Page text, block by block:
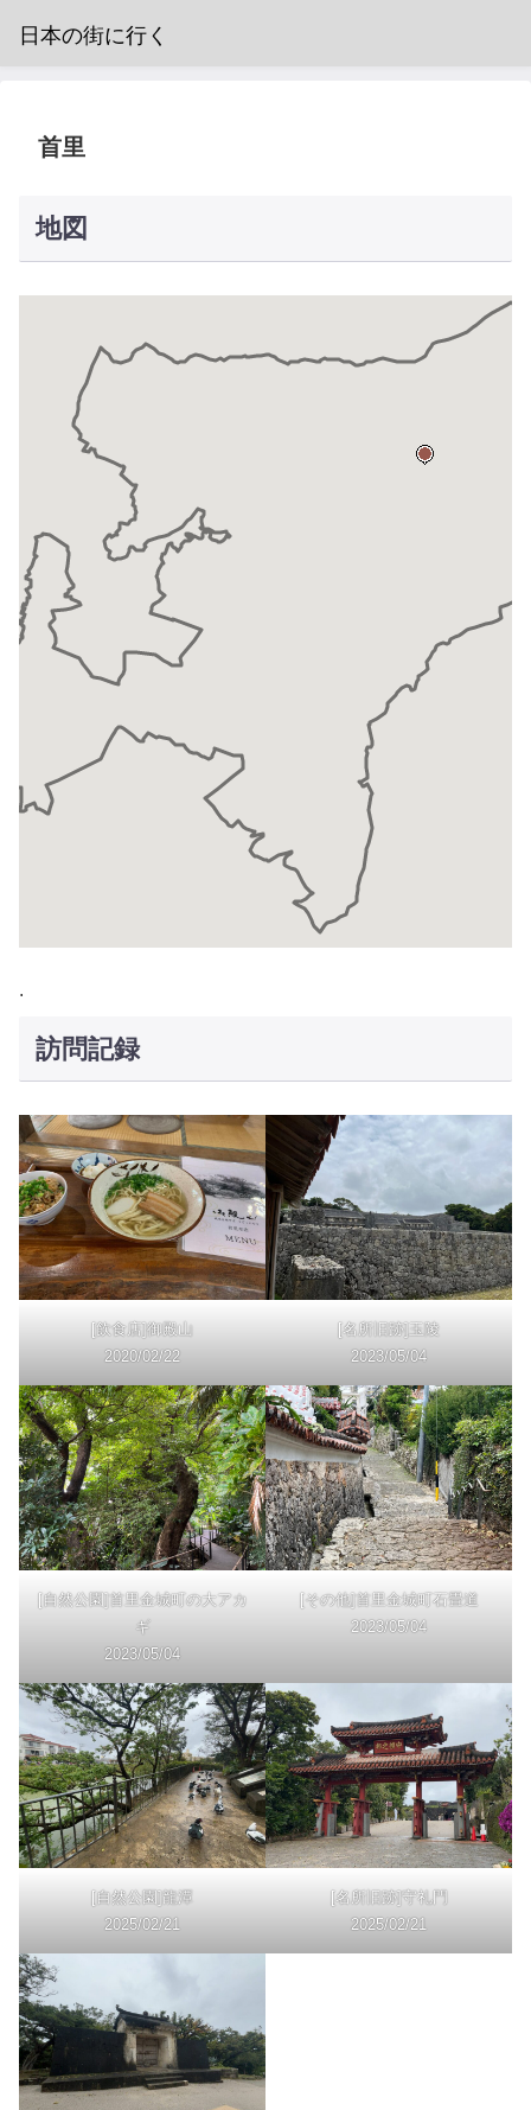
日本の街に行く
首里
地図
.
訪問記録
[飲食店]御殿山
2020/02/22
[名所旧跡]玉陵
2023/05/04
[自然公園]首里金城町の大アカ
ギ
2023/05/04
[その他]首里金城町石畳道
2023/05/04
[自然公園]龍潭
2025/02/21
[名所旧跡]守礼門
2025/02/21